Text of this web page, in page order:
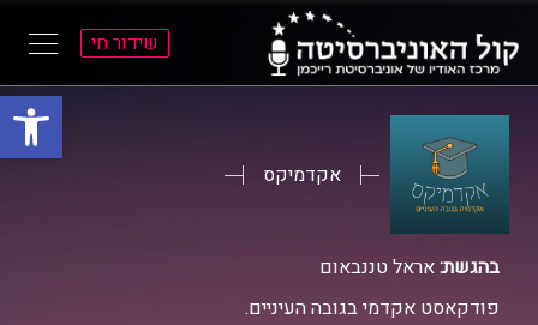
פתח
שידור חי
אקדמיקס
בהגשת:אראל טננבאום
פודקאסט אקדמי בגובה העיניים.